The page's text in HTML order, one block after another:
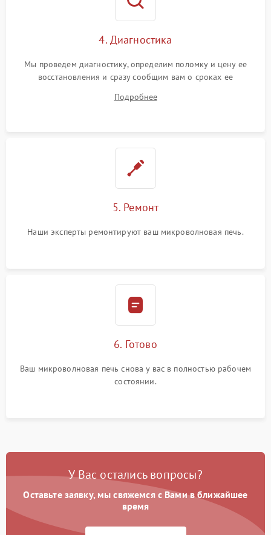
4. Диагностика
Мы проведем диагностику, определим поломку и цену ее
восстановления и сразу сообщим вам о сроках ее
Подробнее
5. Ремонт
Наши эксперты ремонтируют ваш микроволновая печь.
6. Готово
Ваш микроволновая печь снова у вас в полностью рабочем
состоянии.
У Вас остались вопросы?
Оставьте заявку, мы свяжемся с Вами в ближайшее
время